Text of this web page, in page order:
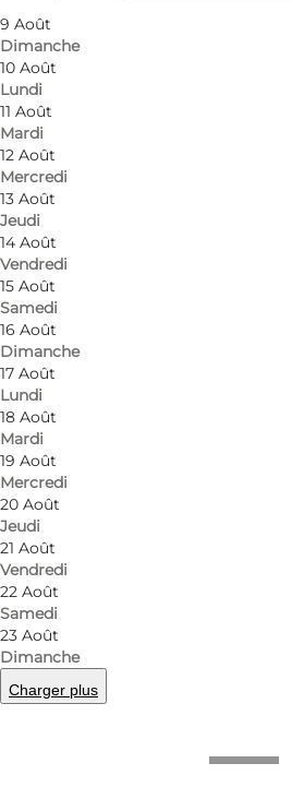
9 Août
Dimanche
10 Août
Lundi
11 Août
Mardi
12 Août
Mercredi
13 Août
Jeudi
14 Août
Vendredi
15 Août
Samedi
16 Août
Dimanche
17 Août
Lundi
18 Août
Mardi
19 Août
Mercredi
20 Août
Jeudi
21 Août
Vendredi
22 Août
Samedi
23 Août
Dimanche
Charger plus
Photo: Sebastian Lind Hansen, Marginal
©Frederik VIs Hotel
Précédent
Suivant